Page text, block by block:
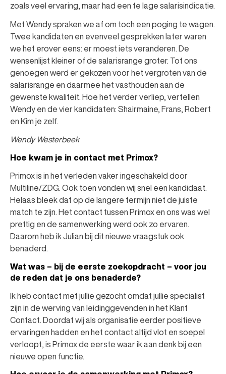
zoals veel ervaring, maar had een te lage salarisindicatie.
Met Wendy spraken we af om toch een poging te wagen.
Twee kandidaten en evenveel gesprekken later waren
we het erover eens: er moest iets veranderen. De
wensenlijst kleiner of de salarisrange groter. Tot ons
genoegen werd er gekozen voor het vergroten van de
salarisrange en daarmee het vasthouden aan de
gewenste kwaliteit. Hoe het verder verliep, vertellen
Wendy en de vier kandidaten: Shairmaine, Frans, Robert
en Kim je zelf.
Wendy Westerbeek
Hoe kwam je in contact met Primox?
Primox is in het verleden vaker ingeschakeld door
Multiline/ZDG. Ook toen vonden wij snel een kandidaat.
Helaas bleek dat op de langere termijn niet de juiste
match te zijn. Het contact tussen Primox en ons was wel
prettig en de samenwerking werd ook zo ervaren.
Daarom heb ik Julian bij dit nieuwe vraagstuk ook
benaderd.
Wat was – bij de eerste zoekopdracht – voor jou
de reden dat je ons benaderde?
Ik heb contact met jullie gezocht omdat jullie specialist
zijn in de werving van leidinggevenden in het Klant
Contact. Doordat wij als organisatie eerder positieve
ervaringen hadden en het contact altijd vlot en soepel
verloopt, is Primox de eerste waar ik aan denk bij een
nieuwe open functie.